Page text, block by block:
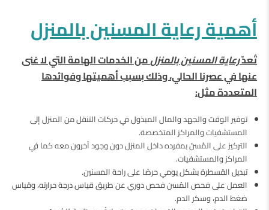
أهمية رعاية المسنين بالمنزل
تُعدّرعاية المسنين بالمنزلمن الخدمات الهامة التي لا غنى
عنها في عصرنا الحالي، وذلك بسبب أهميتها وفوائدها
المتعددة مثل:
توفير الوقت والجهد والمال المبذول في حركات التنقل من المنزل إلى
المستشفيات والمراكز المتخصصة.
التركيز على المُسنّ بمفرده داخل المنزل دون وجود آخرون معه كما في
المراكز والمستشفيات.
تبديل القسطرة بشكل يومي حرصًا على راحة المسنين.
العمل على فحص المُسن فحص دوري عن طريق قياس درجة حرارته، وقياس
ضغط الدم، وسكر الدم.